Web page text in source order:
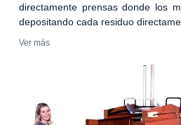
directamente prensas donde los
depositando cada residuo
Ver más